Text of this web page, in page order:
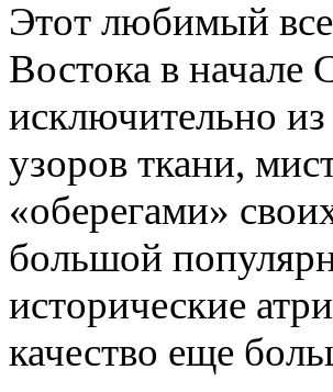
Этот любимый
Востока в начале
исключительно
узоров ткани,
«оберегами»
большой
исторические
качество еще